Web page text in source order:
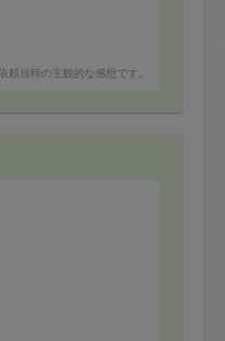
頼当時の主観的な感想です。